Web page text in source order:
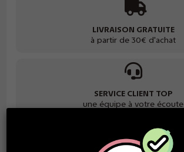
LIVRAISON GRATUITE
à partir de 30€ d'achat
SERVICE CLIENT TOP
une équipe à votre écoute